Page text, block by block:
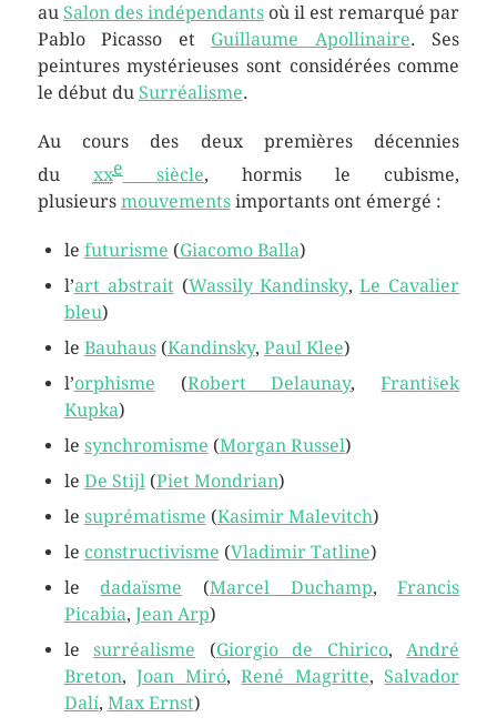
au Salon des indépendantsoù il est remarqué par
Pablo Picasso et Guillaume Apollinaire. Ses
peintures mystérieuses sont considérées comme
le début du Surréalisme.
Au cours des deux premières décennies
du xxesiècle, hormis le cubisme,
plusieurs mouvementsimportants ont émergé :
le futurisme (Giacomo Balla)
l’art abstrait(Wassily Kandinsky,Le Cavalier
bleu)
le Bauhaus(Kandinsky, Paul Klee)
l’orphisme (Robert Delaunay,František
Kupka)
le synchromisme (Morgan Russel)
le De Stijl(Piet Mondrian)
le suprématisme (Kasimir Malevitch)
le constructivisme (Vladimir Tatline)
le dadaïsme (Marcel Duchamp,Francis
Picabia, Jean Arp)
lesurréalisme (Giorgio de Chirico,André
Breton,Joan Miró,René Magritte,Salvador
Dalí, Max Ernst)